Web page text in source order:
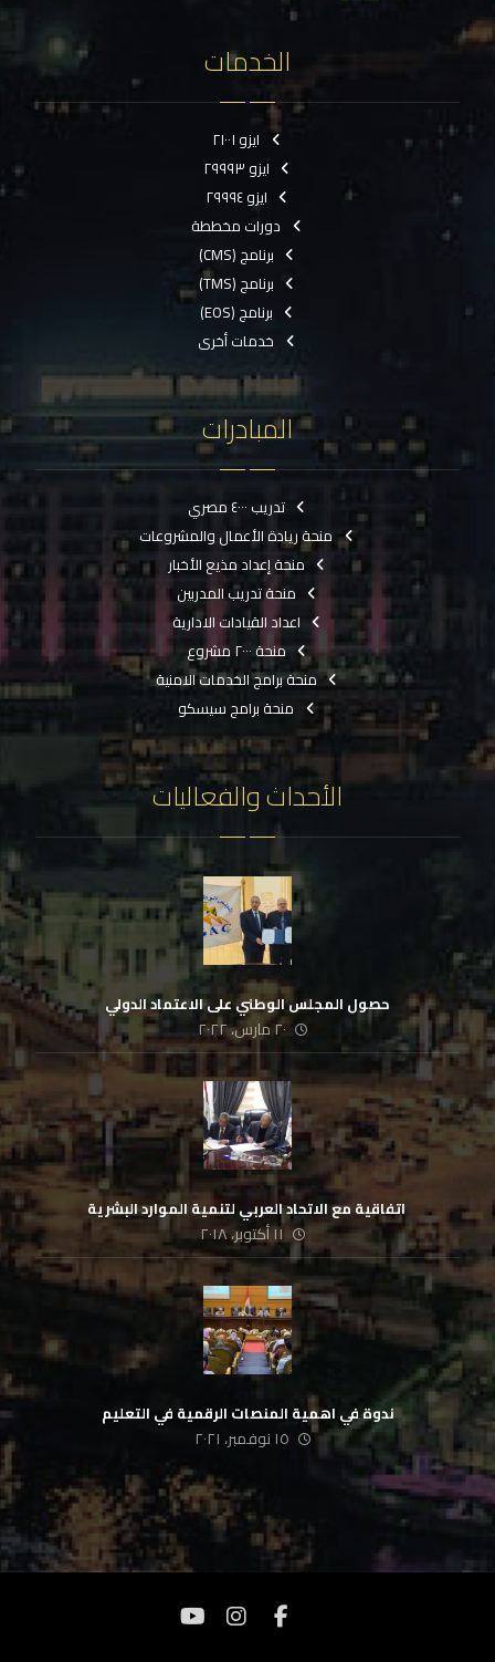
الخدمات
ايزو ٢١٠٠١
ايزو ٢٩٩٩٣
ايزو ٢٩٩٩٤
دورات مخططة
برنامج (CMS)
برنامج (TMS)
برنامج (EOS)
خدمات أخرى
المبادرات
تدريب ٤٠٠٠ مصري
منحة ريادة الأعمال والمشروعات
منحة إعداد مذيع الأخبار
منحة تدريب المدربين
اعداد القيادات الادارية
منحة ٢٠٠٠ مشروع
منحة برامج الخدمات الامنية
منحة برامج سيسكو
الأحداث والفعاليات
حصول المجلس الوطني على الاعتماد الدولي
٢٠ مارس، ٢٠٢٢
‏ اتفاقية مع الاتحاد العربي لتنمية الموارد البشرية
١١ أكتوبر، ٢٠١٨
ندوة في اهمية المنصات الرقمية في التعليم
١٥ نوفمبر، ٢٠٢١